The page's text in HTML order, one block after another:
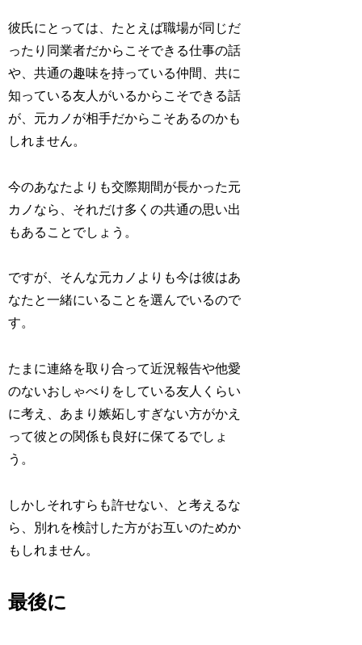
彼氏にとっては、たとえば職場が同じだ
ったり同業者だからこそできる仕事の話
や、共通の趣味を持っている仲間、共に
知っている友人がいるからこそできる話
が、元カノが相手だからこそあるのかも
しれません。
今のあなたよりも交際期間が長かった元
カノなら、それだけ多くの共通の思い出
もあることでしょう。
ですが、そんな元カノよりも今は彼はあ
なたと一緒にいることを選んでいるので
す。
たまに連絡を取り合って近況報告や他愛
のないおしゃべりをしている友人くらい
に考え、あまり嫉妬しすぎない方がかえ
って彼との関係も良好に保てるでしょ
う。
しかしそれすらも許せない、と考えるな
ら、別れを検討した方がお互いのためか
もしれません。
最後に